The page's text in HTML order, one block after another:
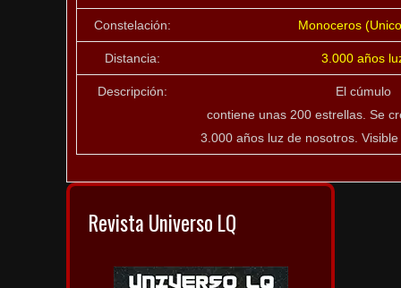
Constelación: Monoceros
Distancia: 3.000 años
Descripción:
El cúmulo
contiene unas 200 estrellas. Se
3.000 años luz de nosotros.
Revista Universo LQ